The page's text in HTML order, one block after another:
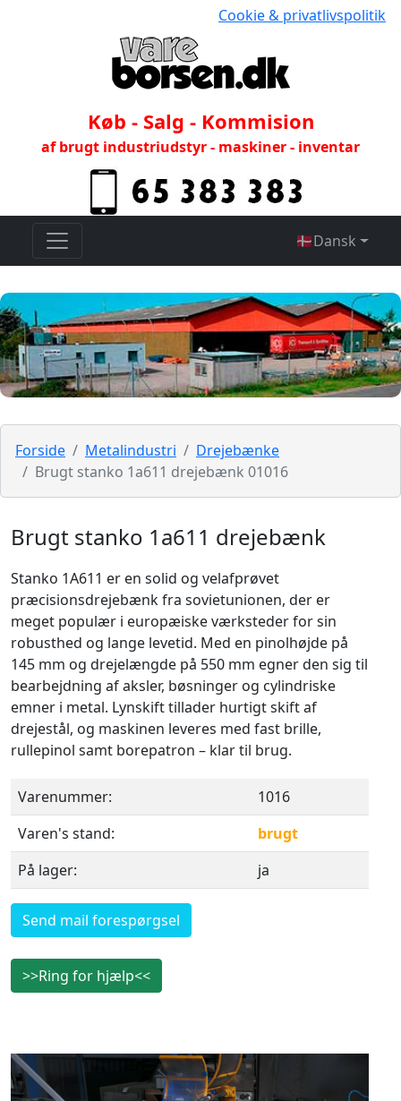
Cookie & privatlivspolitik
Køb - Salg - Kommision
af brugt industriudstyr - maskiner - inventar
🇩🇰Dansk
Forside Metalindustri
Drejebænke
Brugt stanko 1a611 drejebænk 01016
Brugt stanko 1a611 drejebænk
Stanko 1A611 er en solid og velafprøvet
præcisionsdrejebænk fra sovietunionen, der er
meget populær i europæiske værksteder for sin
robusthed og lange levetid. Med en pinolhøjde på
145 mm og drejelængde på 550 mm egner den sig til
bearbejdning af aksler, bøsninger og cylindriske
emner i metal. Lynskift tillader hurtigt skift af
drejestål, og maskinen leveres med fast brille,
rullepinol samt borepatron – klar til brug.
Varenummer:
1016
Varen's stand:
brugt
På lager:
ja
Send mail forespørgsel
>>Ring for hjælp<<